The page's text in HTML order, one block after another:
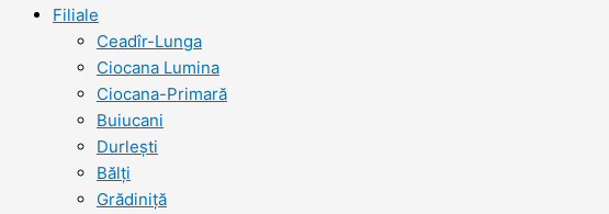
Filiale
Ceadîr-Lunga
Ciocana Lumina
Ciocana-Primară
Buiucani
Durlești
Bălți
Grădiniță